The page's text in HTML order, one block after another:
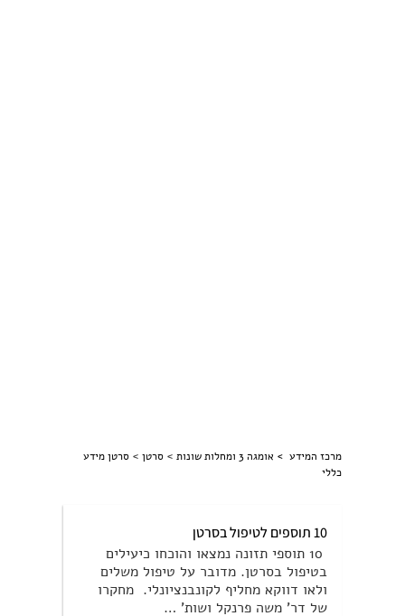
מרכז המידע > אומגה 3 ומחלות שונות > סרטן > סרטן מידע
כללי
10 תוספים לטיפול בסרטן
10 תוספי תזונה נמצאו והוכחו כיעילים
בטיפול בסרטן. מדובר על טיפול משלים
ולאו דווקא מחליף לקונבנציונלי. מחקרו
של דר' משה פרנקל ושות' …